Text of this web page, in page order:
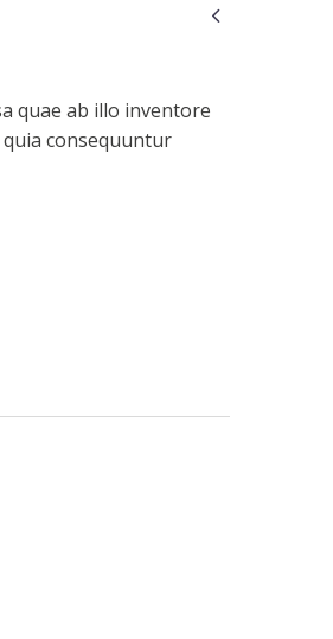

quae ab illo inventore
consequuntur